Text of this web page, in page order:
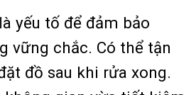
yếu tố để đảm bảo
vững chắc. Có thể tận
đồ sau khi rửa xong.